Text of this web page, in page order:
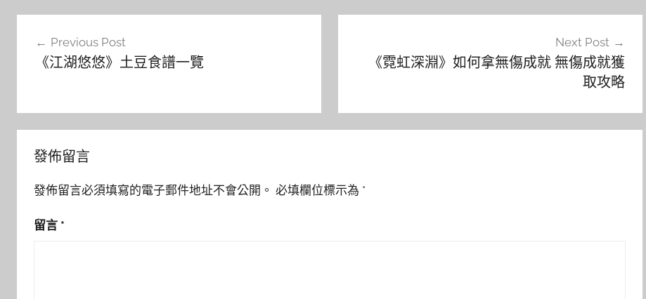
Previous Post
《江湖悠悠》土豆食譜一覽
Next Post
《霓虹深淵》如何拿無傷成就 無傷成就獲
取攻略
發佈留言
發佈留言必須填寫的電子郵件地址不會公開。 必填欄位標示為 *
留言 *